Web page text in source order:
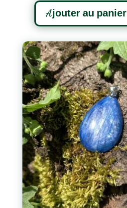
quantité
Pendentif
goutte
en
Cyanite
Ajouter au panier